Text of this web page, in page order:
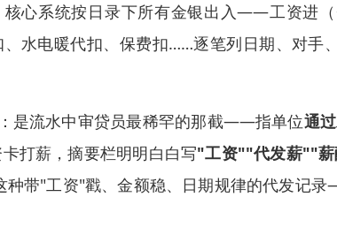
核心系统按日录下所有金银出入——工资进
、水电暖代扣、保费扣……逐笔列日期、对手
：是流水中审贷员最稀罕的那截——指单位通
打薪，摘要栏明明白白写"工资""代发薪""
种带"工资"戳、金额稳、日期规律的代发记